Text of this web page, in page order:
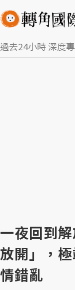
過去24小時深度
一夜回到
放開」，
情錯亂